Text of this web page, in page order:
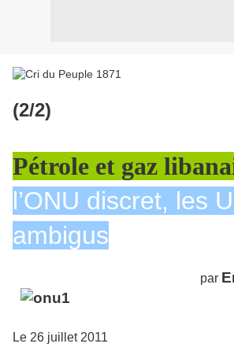
(2/2)
Pétrole et gaz
l’ONU discret, les
ambigus
par
Le 26 juillet 2011